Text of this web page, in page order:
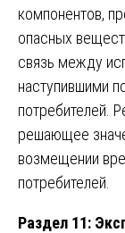
компонентов,
опасных
связь между
наступившими
потребителей.
решающее
возмещении
потребителей.
Раздел 11: